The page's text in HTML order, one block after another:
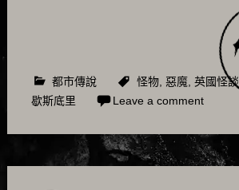
都市傳說 怪物, 惡魔, 英國怪談
歇斯底里
Leave a comment